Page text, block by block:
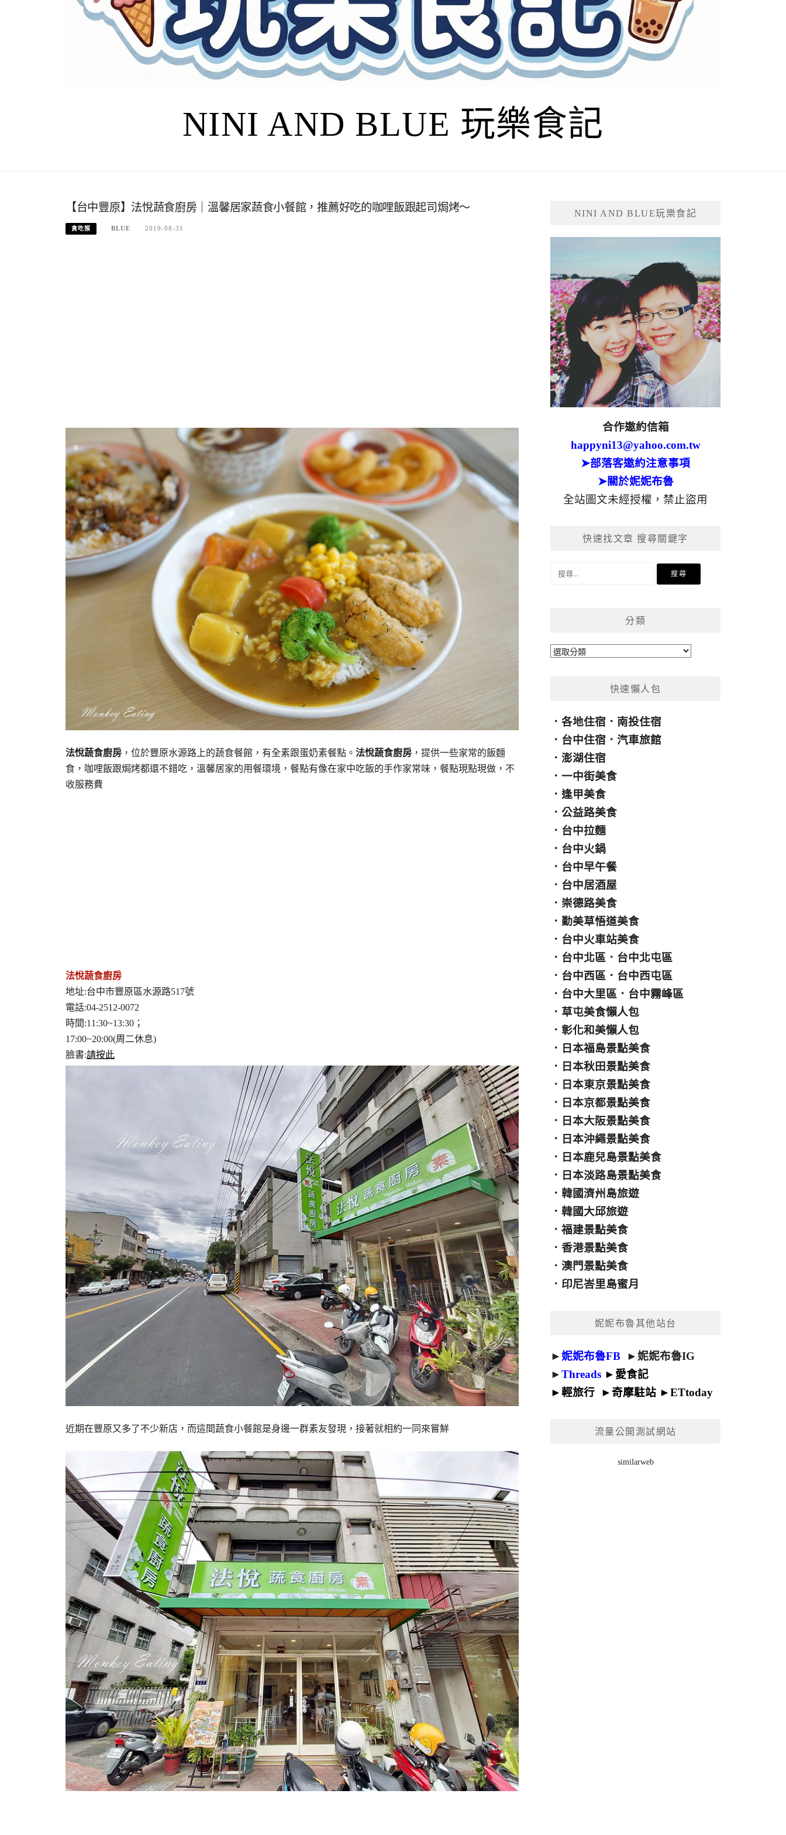
NINI AND BLUE 玩樂食記
【台中豐原】法悅蔬食廚房｜溫馨居家蔬食小餐館，推薦好吃的咖哩飯跟起司焗烤～
貪吃猴 BLUE 2019-08-31
法悅蔬食廚房 ，位於豐原水源路上的蔬食餐館，有全素跟蛋奶素餐點。 法悅蔬食廚房 ，提供一些家常的飯麵
食，咖哩飯跟焗烤都還不錯吃，溫馨居家的用餐環境，餐點有像在家中吃飯的手作家常味，餐點現點現做，不
收服務費
法悅蔬食廚房
地址:台中市豐原區水源路517號
電話:04-2512-0072
時間:11:30~13:30；
17:00~20:00(周二休息)
臉書:請按此
近期在豐原又多了不少新店，而這間蔬食小餐館是身邊一群素友發現，接著就相約一同來嘗鮮
NINI AND BLUE玩樂食記
合作邀約信箱
happyni13@yahoo.com.tw
➤部落客邀約注意事項
➤關於妮妮布魯
全站圖文未經授權，禁止盜用
快速找文章 搜尋關鍵字
分類
分
快速懶人包
．各地住宿 ． 南投住宿
． 台中住宿 ．汽車旅館
．澎湖住宿
．一中街美食
．逢甲美食
．公益路美食
． 台中拉麵
． 台中火鍋
． 台中早午餐
． 台中居酒屋
． 崇德路美食
．勤美草悟道美食
． 台中火車站美食
． 台中北區 ． 台中北屯區
． 台中西區 ． 台中西屯區
． 台中大里區 ． 台中霧峰區
． 草屯美食懶人包
．彰化和美懶人包
． 日本福島景點美食
． 日本秋田景點美食
． 日本東京景點美食
． 日本京都景點美食
． 日本大阪景點美食
． 日本沖繩景點美食
． 日本鹿兒島景點美食
． 日本淡路島景點美食
．韓國濟州島旅遊
．韓國大邱旅遊
．福建景點美食
．香港景點美食
．澳門景點美食
． 印尼峇里島蜜月
妮妮布魯其他站台
►妮妮布魯FB ►妮妮布魯IG
►Threads ► 愛食記
►輕旅行 ► 奇摩駐站 ►ETtoday
流量公開測試網站
similarweb